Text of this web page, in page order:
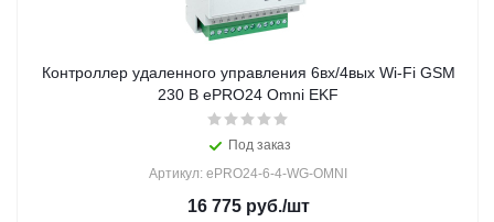
Контроллер удаленного управления 6вх/4вых Wi-Fi GSM
230 В ePRO24 Omni EKF
Под заказ
Артикул: ePRO24-6-4-WG-OMNI
16 775руб./шт